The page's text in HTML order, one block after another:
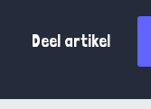
Deel artikel